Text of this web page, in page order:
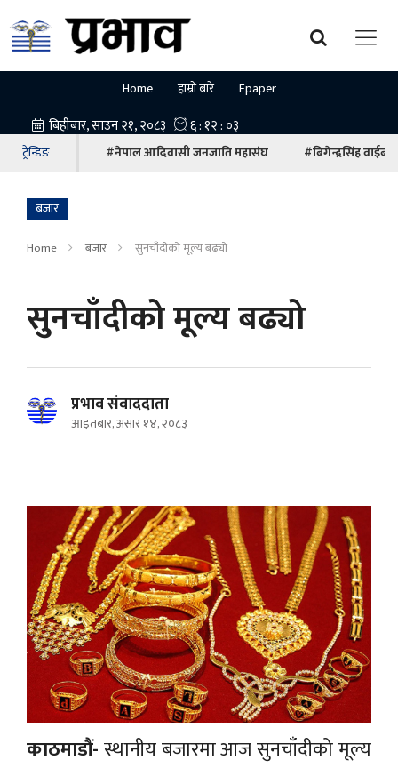
Home हाम्रो बारे Epaper
ट्रेन्डिङ #नेपाल आदिवासी जनजाति महासंघ #बिगेन्द्रसिंह वाईबा
बजार
Home बजार सुनचाँदीको मूल्य बढ्यो
सुनचाँदीको मूल्य बढ्यो
प्रभाव संवाददाता
आइतबार, असार १४, २०८३
काठमाडौं-स्थानीय बजारमा आज सुनचाँदीको मूल्य